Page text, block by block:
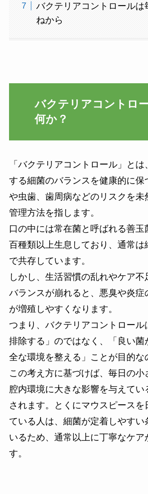
バクテリアコントロールは
ねから
バクテリアコントロ
何か？
「バクテリアコントロール」と
する細菌のバランスを健康的に保
や虫歯、歯周病などのリスクを未
管理方法を指します。
口の中には常在菌と呼ばれる善玉
百種類以上生息しており、通常は
で共存しています。
しかし、生活習慣の乱れやケア
バランスが崩れると、悪臭や炎症
が増殖しやすくなります。
つまり、バクテリアコントロール
排除する」のではなく、「良い菌
全な環境を整える」ことが目的な
この考え方に基づけば、毎日の小
腔内環境に大きな影響を与えてい
されます。とくにマウスピースを
ている人は、細菌が定着しやすい
いるため、通常以上に丁寧なケア
す。